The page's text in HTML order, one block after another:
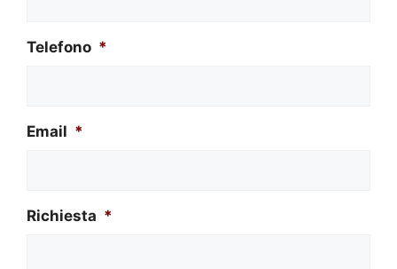
Telefono *
Email *
Richiesta *